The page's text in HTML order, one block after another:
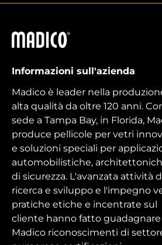
Madico
Informazioni sull'azienda
Madico è leader nella
alta qualità da oltre 120 anni.
sede a Tampa Bay, in Florida,
produce pellicole per vetri
e soluzioni speciali per
automobilistiche,
di sicurezza. L'avanzata attività
ricerca e sviluppo e l'impegno
pratiche etiche e incentrate sul
cliente hanno fatto guadagnare
Madico riconoscimenti di